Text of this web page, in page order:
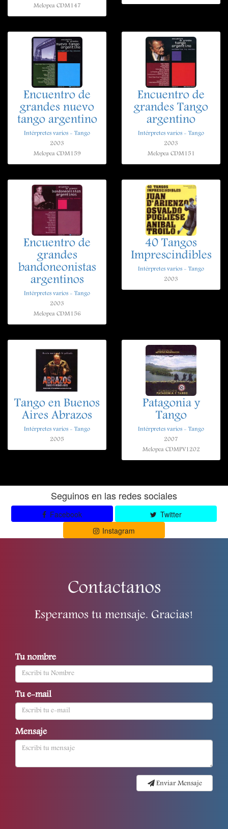
Melopea CDM147
Encuentro de
grandes nuevo
tango argentino
Intérpretes varios - Tango
2003
Melopea CDM159
Encuentro de
grandes Tango
argentino
Intérpretes varios - Tango
2003
Melopea CDM151
Encuentro de
grandes
bandoneonistas
argentinos
Intérpretes varios - Tango
2003
Melopea CDM156
40 Tangos
Imprescindibles
Intérpretes varios - Tango
2003
Tango en Buenos
Aires Abrazos
Intérpretes varios - Tango
2005
Patagonia y
Tango
Intérpretes varios - Tango
2007
Melopea CDMPV1202
Seguinos en las redes sociales
Facebook
Twitter
Instagram
Contactanos
Esperamos tu mensaje. Gracias!
Tu nombre
Tu e-mail
Mensaje
Enviar Mensaje